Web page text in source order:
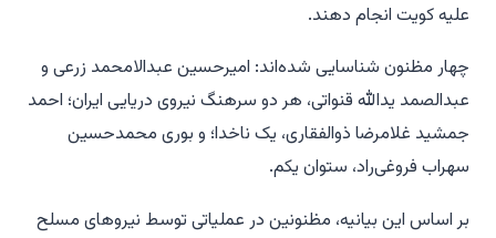
علیه کویت انجام دهند.
چهار مظنون شناسایی شده‌اند: امیرحسین عبدالامحمد زرعی و
عبدالصمد یدالله قنواتی، هر دو سرهنگ نیروی دریایی ایران؛ احمد
جمشید غلامرضا ذوالفقاری، یک ناخدا؛ و بوری محمدحسین
سهراب فروغی‌راد، ستوان یکم.
بر اساس این بیانیه، مظنونین در عملیاتی توسط نیروهای مسلح